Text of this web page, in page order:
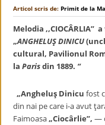
Articol scris de:Primit de la
Melodia ,,CIOCÂRLIA”
„ANGHELUȘ DINICU
cultural, Pavilionul
laParisdin 1889. “
„Angheluș Dinicu fost
din nai pe care i-a avut
Faimoasa„Ciocârlie”, —